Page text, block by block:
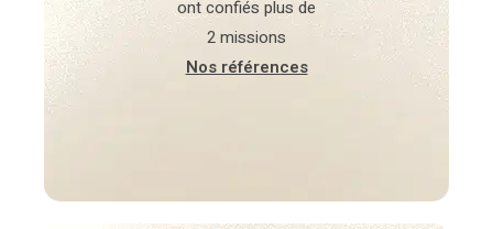
ont confiés plus de
2 missions
Nos références